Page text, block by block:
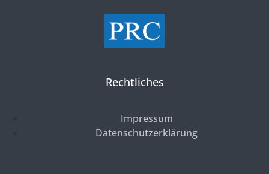
Rechtliches
Impressum
Datenschutzerklärung